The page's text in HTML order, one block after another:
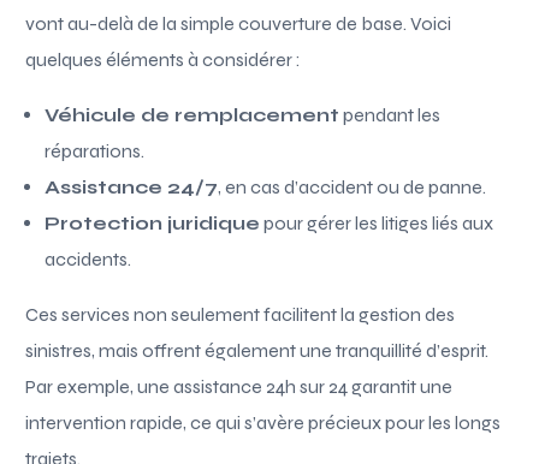
vont au-delà de la simple couverture de base. Voici
quelques éléments à considérer :
Véhicule de remplacement pendant les
réparations.
Assistance 24/7, en cas d’accident ou de panne.
Protection juridique pour gérer les litiges liés aux
accidents.
Ces services non seulement facilitent la gestion des
sinistres, mais offrent également une tranquillité d’esprit.
Par exemple, une assistance 24h sur 24 garantit une
intervention rapide, ce qui s’avère précieux pour les longs
trajets.